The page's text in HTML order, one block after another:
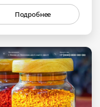
Подробнее